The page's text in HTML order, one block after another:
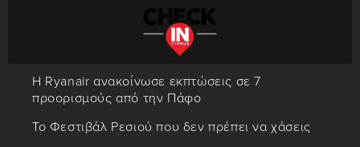
Η Ryanair ανακοίνωσε εκπτώσεις σε 7
προορισμούς από την Πάφο
Το Φεστιβάλ Ρεσιού που δεν πρέπει να χάσεις